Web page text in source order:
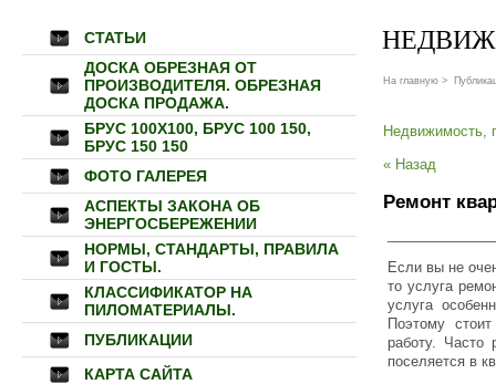
СТАТЬИ
ДОСКА ОБРЕЗНАЯ ОТ
ПРОИЗВОДИТЕЛЯ. ОБРЕЗНАЯ
ДОСКА ПРОДАЖА.
БРУС 100Х100, БРУС 100 150,
БРУС 150 150
ФОТО ГАЛЕРЕЯ
АСПЕКТЫ ЗАКОНА ОБ
ЭНЕРГОСБЕРЕЖЕНИИ
НОРМЫ, СТАНДАРТЫ, ПРАВИЛА
И ГОСТЫ.
КЛАССИФИКАТОР НА
ПИЛОМАТЕРИАЛЫ.
ПУБЛИКАЦИИ
КАРТА САЙТА
На главную >
Недвижимость,
« Назад
Ремонт
Если вы не
то услуга
услуга
Поэтому
работу. Часто
поселяется в